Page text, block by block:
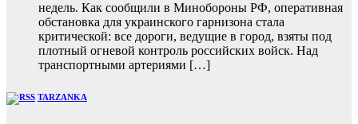
недель. Как сообщили в Минобороны РФ, оперативная
обстановка для украинского гарнизона стала
критической: все дороги, ведущие в город, взяты под
плотный огневой контроль российских войск. Над
транспортными артериями […]
TARZANKA